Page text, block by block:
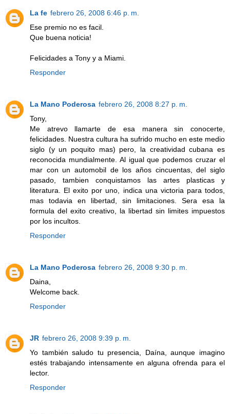
La fe febrero 26, 2008 6:46 p. m.
Ese premio no es facil.
Que buena noticia!
Felicidades a Tony y a Miami.
Responder
La Mano Poderosa febrero 26, 2008 8:27 p. m.
Tony,
Me atrevo llamarte de esa manera sin conocerte,
felicidades. Nuestra cultura ha sufrido mucho en este medio
siglo (y un poquito mas) pero, la creatividad cubana es
reconocida mundialmente. Al igual que podemos cruzar el
mar con un automobil de los años cincuentas, del siglo
pasado, tambien conquistamos las artes plasticas y
literatura. El exito por uno, indica una victoria para todos,
mas todavia en libertad, sin limitaciones. Sera esa la
formula del exito creativo, la libertad sin limites impuestos
por los incultos.
Responder
La Mano Poderosa febrero 26, 2008 9:30 p. m.
Daina,
Welcome back.
Responder
JR febrero 26, 2008 9:39 p. m.
Yo también saludo tu presencia, Daína, aunque imagino
estés trabajando intensamente en alguna ofrenda para el
lector.
Responder